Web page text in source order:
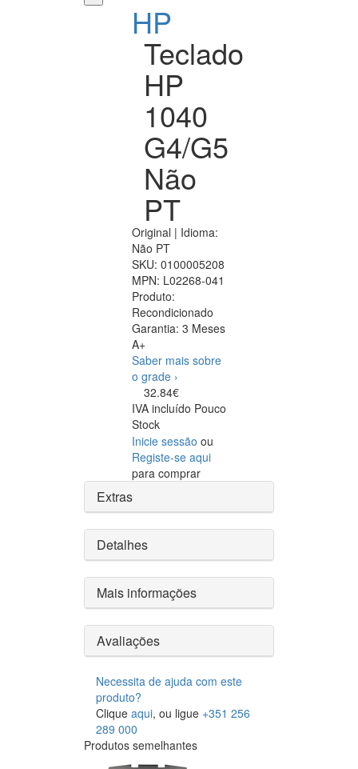
HP
Teclado
HP
1040
G4/G5
Não
PT
Original | Idioma:
Não PT
SKU: 0100005208
MPN: L02268-041
Produto:
Recondicionado
Garantia: 3 Meses
A+
Saber mais sobre
o grade ›
32.84€
IVA incluído Pouco
Stock
Inicie sessão ou
Registe-se aqui
para comprar
Extras
Detalhes
Mais informações
Avaliações
Necessita de ajuda com este
produto?
Clique aqui, ou ligue +351 256
289 000
Produtos semelhantes